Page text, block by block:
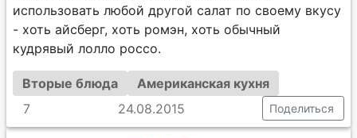
использовать любой другой салат по своему вкусу
- хоть айсберг, хоть ромэн, хоть обычный
кудрявый лолло россо.
Вторые блюда
Американская кухня
7
24.08.2015 Поделиться